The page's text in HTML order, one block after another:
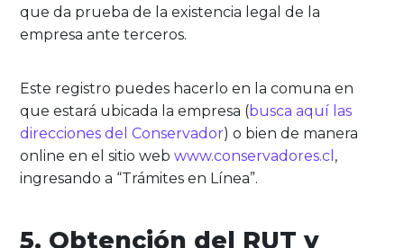
que da prueba de la existencia legal de la
empresa ante terceros.
Este registro puedes hacerlo en la comuna en
que estará ubicada la empresa (busca aquí las
direcciones del Conservador) o bien de manera
online en el sitio webwww.conservadores.cl ,
ingresando a “Trámites en Línea”.
5. Obtención del RUT y